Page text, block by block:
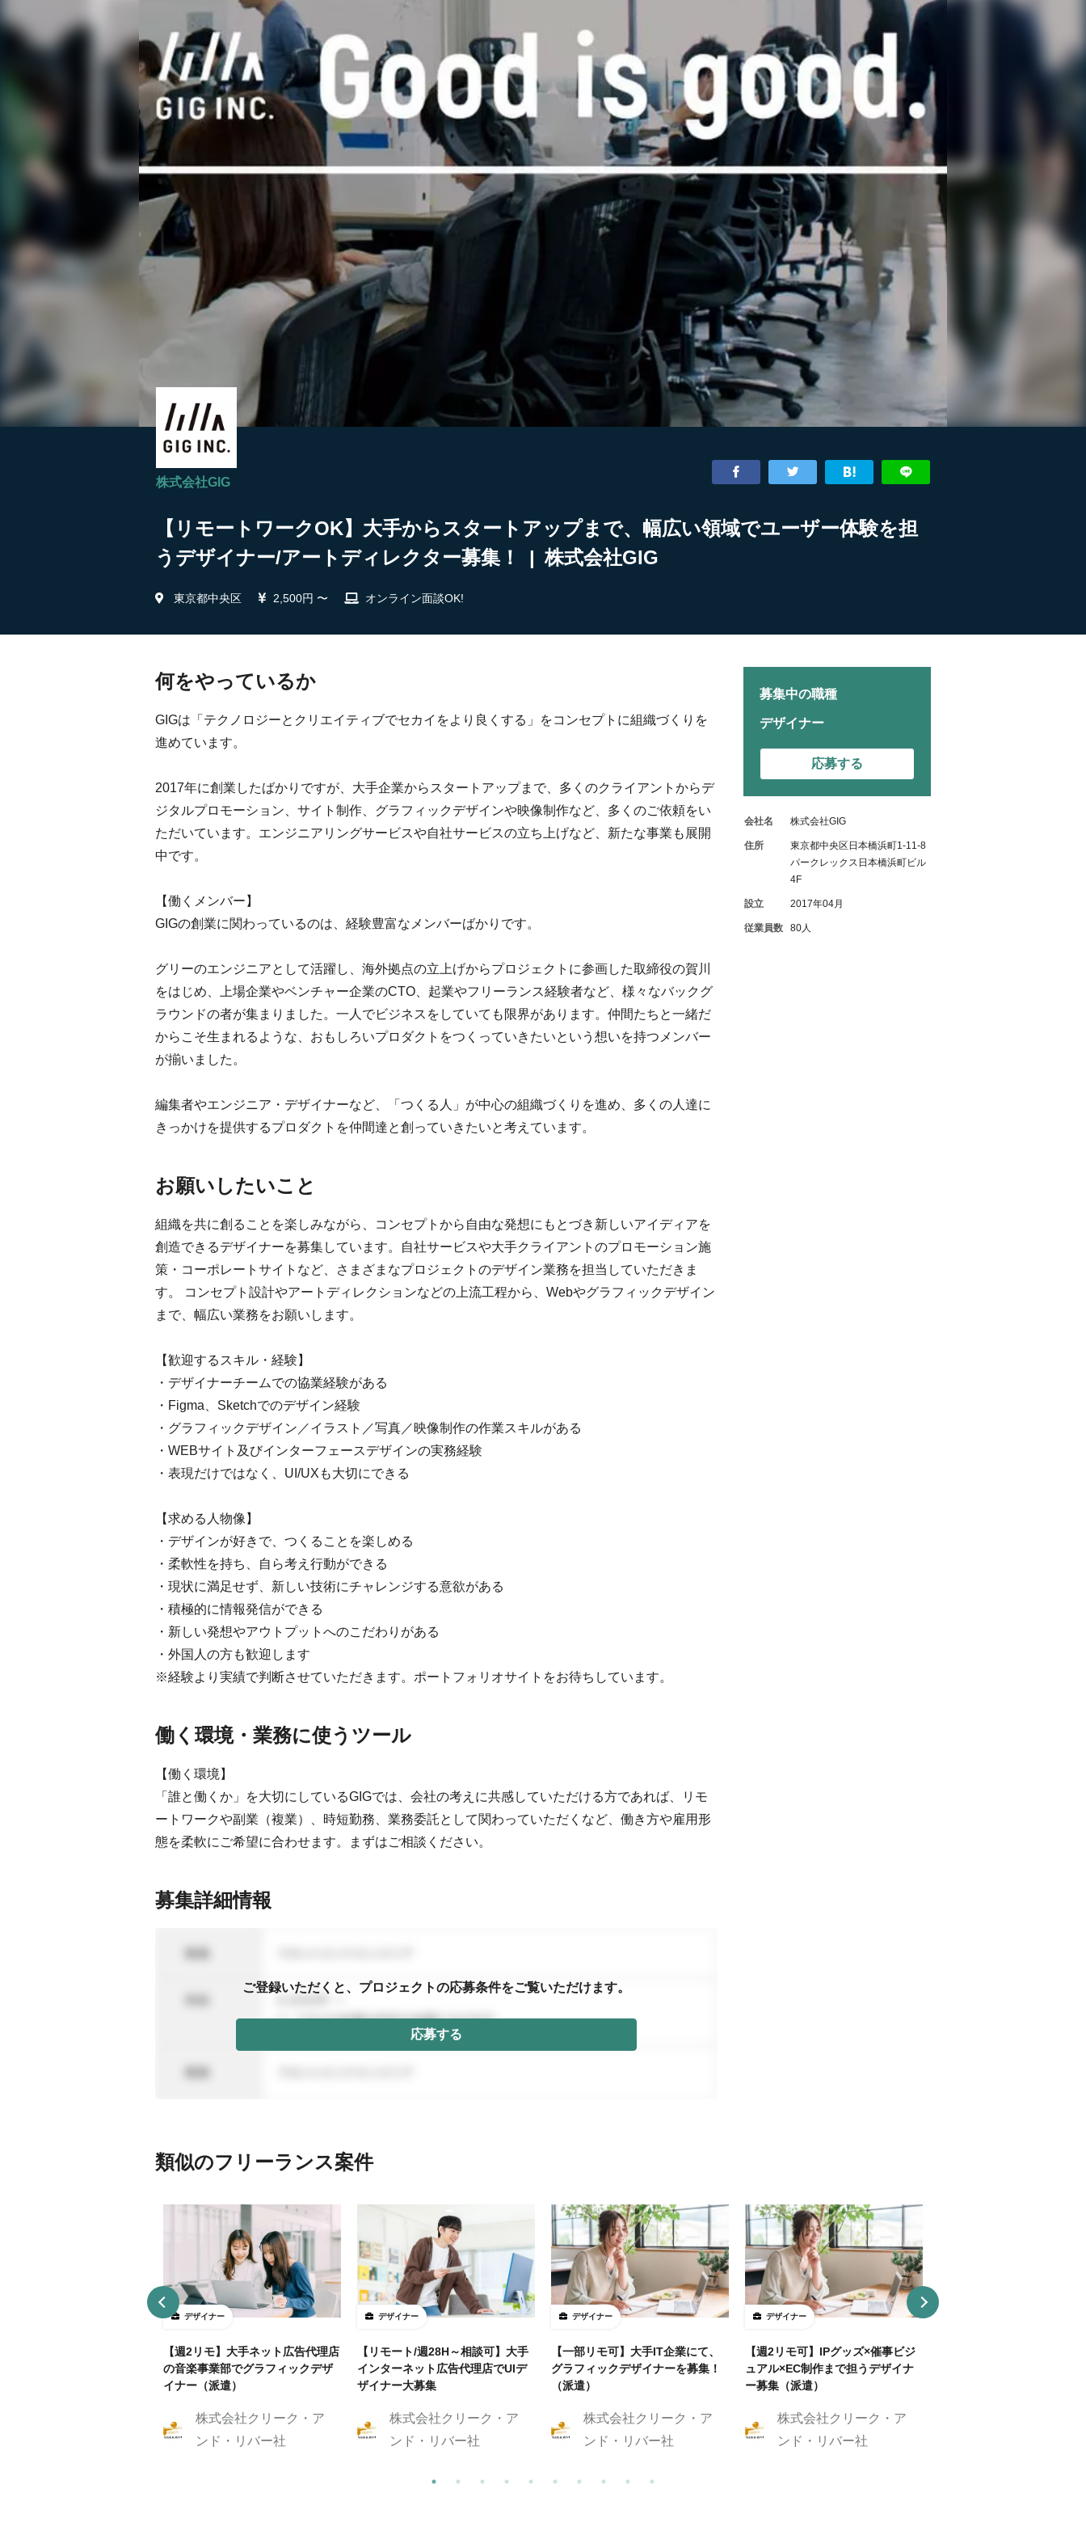
株式会社GIG
【リモートワークOK】大手からスタートアップまで、幅広い領域でユーザー体験を担
うデザイナー/アートディレクター募集！ | 株式会社GIG
東京都中央区 2,500円 〜 オンライン面談OK!
何をやっているか
GIGは「テクノロジーとクリエイティブでセカイをより良くする」をコンセプトに組織づくりを
進めています。
2017年に創業したばかりですが、大手企業からスタートアップまで、多くのクライアントからデ
ジタルプロモーション、サイト制作、グラフィックデザインや映像制作など、多くのご依頼をい
ただいています。エンジニアリングサービスや自社サービスの立ち上げなど、新たな事業も展開
中です。
【働くメンバー】
GIGの創業に関わっているのは、経験豊富なメンバーばかりです。
グリーのエンジニアとして活躍し、海外拠点の立上げからプロジェクトに参画した取締役の賀川
をはじめ、上場企業やベンチャー企業のCTO、起業やフリーランス経験者など、様々なバックグ
ラウンドの者が集まりました。一人でビジネスをしていても限界があります。仲間たちと一緒だ
からこそ生まれるような、おもしろいプロダクトをつくっていきたいという想いを持つメンバー
が揃いました。
編集者やエンジニア・デザイナーなど、「つくる人」が中心の組織づくりを進め、多くの人達に
きっかけを提供するプロダクトを仲間達と創っていきたいと考えています。
お願いしたいこと
組織を共に創ることを楽しみながら、コンセプトから自由な発想にもとづき新しいアイディアを
創造できるデザイナーを募集しています。自社サービスや大手クライアントのプロモーション施
策・コーポレートサイトなど、さまざまなプロジェクトのデザイン業務を担当していただきま
す。 コンセプト設計やアートディレクションなどの上流工程から、Webやグラフィックデザイン
まで、幅広い業務をお願いします。
【歓迎するスキル・経験】
・デザイナーチームでの協業経験がある
・Figma、Sketchでのデザイン経験
・グラフィックデザイン／イラスト／写真／映像制作の作業スキルがある
・WEBサイト及びインターフェースデザインの実務経験
・表現だけではなく、UI/UXも大切にできる
【求める人物像】
・デザインが好きで、つくることを楽しめる
・柔軟性を持ち、自ら考え行動ができる
・現状に満足せず、新しい技術にチャレンジする意欲がある
・積極的に情報発信ができる
・新しい発想やアウトプットへのこだわりがある
・外国人の方も歓迎します
※経験より実績で判断させていただきます。ポートフォリオサイトをお待ちしています。
働く環境・業務に使うツール
【働く環境】
「誰と働くか」を大切にしているGIGでは、会社の考えに共感していただける方であれば、リモ
ートワークや副業（複業）、時短勤務、業務委託として関わっていただくなど、働き方や雇用形
態を柔軟にご希望に合わせます。まずはご相談ください。
募集詳細情報
ご登録いただくと、プロジェクトの応募条件をご覧いただけます。
応募する
募集中の職種
デザイナー
応募する
会社名 株式会社GIG
住所
東京都中央区日本橋浜町1-11-8
パークレックス日本橋浜町ビル
4F
設立 2017年04月
従業員数 80人
類似のフリーランス案件
デザイナー
【週2リモ】大手ネット広告代理店
の音楽事業部でグラフィックデザ
イナー（派遣）
株式会社クリーク・ア
ンド・リバー社
デザイナー
【リモート/週28H～相談可】大手
インターネット広告代理店でUIデ
ザイナー大募集
株式会社クリーク・ア
ンド・リバー社
デザイナー
【一部リモ可】大手IT企業にて、
グラフィックデザイナーを募集！
（派遣）
株式会社クリーク・ア
ンド・リバー社
デザイナー
【週2リモ可】IPグッズ×催事ビジ
ュアル×EC制作まで担うデザイナ
ー募集（派遣）
株式会社クリーク・ア
ンド・リバー社